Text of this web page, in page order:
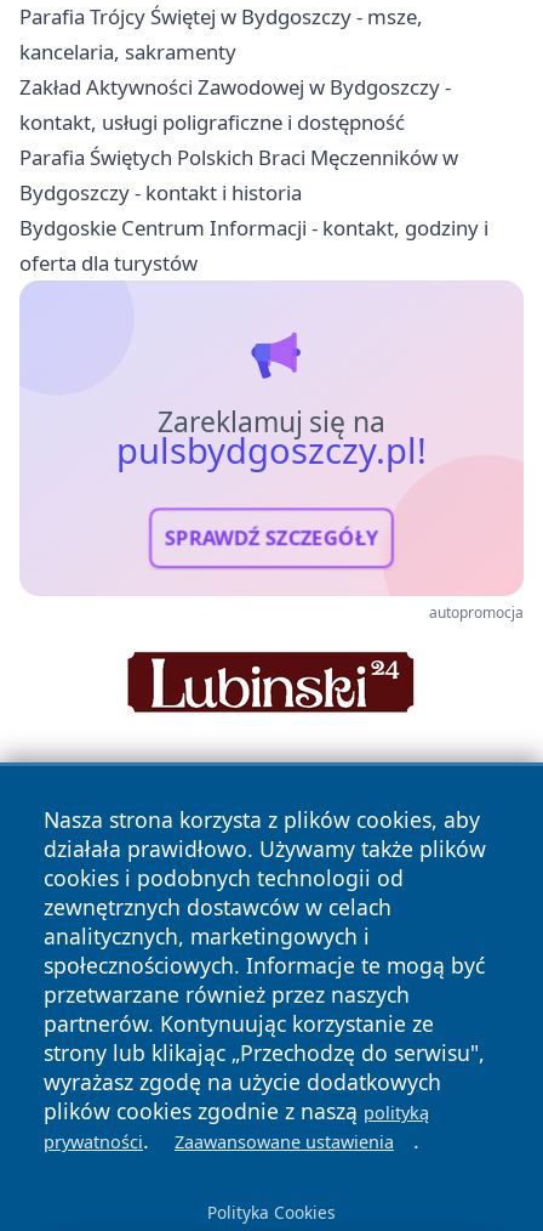
Parafia Trójcy Świętej w Bydgoszczy - msze,
kancelaria, sakramenty
Zakład Aktywności Zawodowej w Bydgoszczy -
kontakt, usługi poligraficzne i dostępność
Parafia Świętych Polskich Braci Męczenników w
Bydgoszczy - kontakt i historia
Bydgoskie Centrum Informacji - kontakt, godziny i
oferta dla turystów
Zareklamuj się na
pulsbydgoszczy.pl!
SPRAWDŹ SZCZEGÓŁY
autopromocja
Nasza strona korzysta z plików cookies, aby
działała prawidłowo. Używamy także plików
cookies i podobnych technologii od
zewnętrznych dostawców w celach
analitycznych, marketingowych i
społecznościowych. Informacje te mogą być
przetwarzane również przez naszych
partnerów. Kontynuując korzystanie ze
strony lub klikając „Przechodzę do serwisu",
wyrażasz zgodę na użycie dodatkowych
plików cookies zgodnie z naszą polityką
prywatności. Zaawansowane ustawienia .
Polityka Cookies
Copyright © 2026 pulsbydgoszczy.pl Wszystkie prawa
zastrzeżone.
News Autorzy
Polityka
Prywatności
Polityka
Cookies